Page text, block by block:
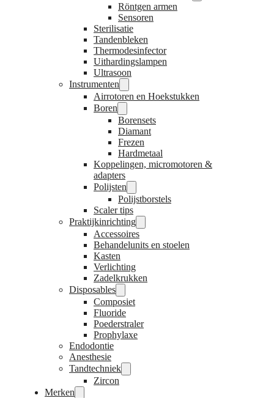
Röntgen armen
Sensoren
Sterilisatie
Tandenbleken
Thermodesinfector
Uithardingslampen
Ultrasoon
Instrumenten
Airrotoren en Hoekstukken
Boren
Borensets
Diamant
Frezen
Hardmetaal
Koppelingen, micromotoren &
adapters
Polijsten
Polijstborstels
Scaler tips
Praktijkinrichting
Accessoires
Behandelunits en stoelen
Kasten
Verlichting
Zadelkrukken
Disposables
Composiet
Fluoride
Poederstraler
Prophylaxe
Endodontie
Anesthesie
Tandtechniek
Zircon
Merken